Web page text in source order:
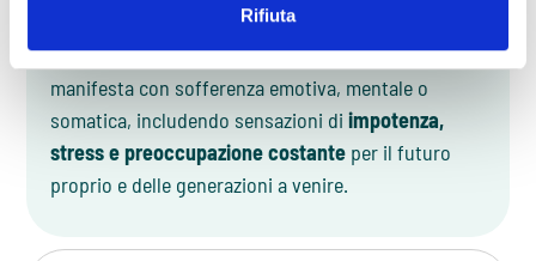
Rifiuta
climate anxiety) è la paura cronica di
catastrofi ambientali e del destino del pianeta. Si
manifesta con sofferenza emotiva, mentale o
somatica, includendo sensazioni diimpotenza,
stress e preoccupazione costante per il futuro
proprio e delle generazioni a venire.